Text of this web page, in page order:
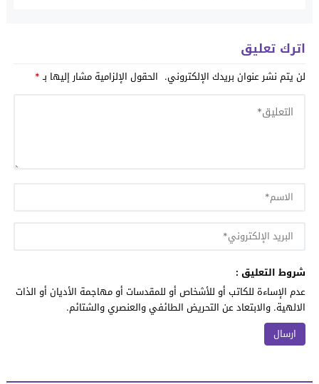
اترك تعليق
لن يتم نشر عنوان بريدك الإلكتروني. الحقول الإلزامية مشار إليها بـ*
شروط التعليق :
عدم الإساءة للكاتب أو للأشخاص أو للمقدسات أو مهاجمة الأديان أو الذات
الالهية. والابتعاد عن التحريض الطائفي والعنصري والشتائم.